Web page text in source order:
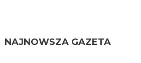
NAJNOWSZA GAZETA